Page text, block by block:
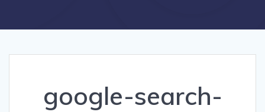
google-search-